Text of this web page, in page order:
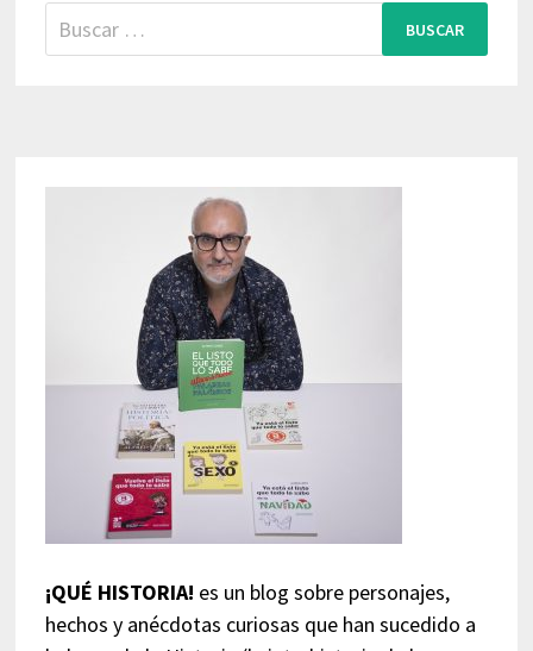
Buscar:
¡QUÉ HISTORIA! es un blog sobre personajes,
hechos y anécdotas curiosas que han sucedido a